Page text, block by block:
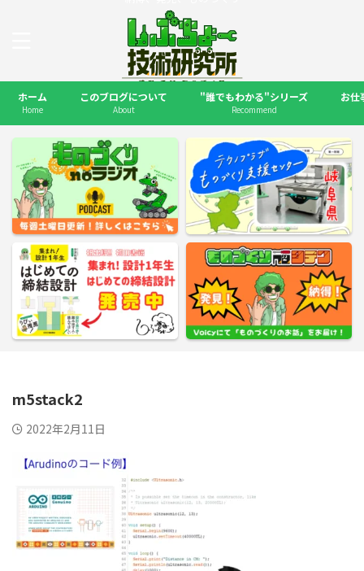
ホーム
Home
このブログについて
About
"誰でもわかる"シリーズ
Recommend
お仕
m5stack2
2022年2月11日